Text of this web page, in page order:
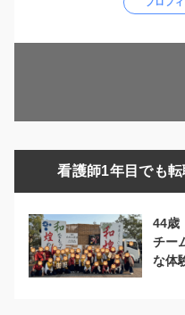
看護師1年目でも
44歳
チー
な体